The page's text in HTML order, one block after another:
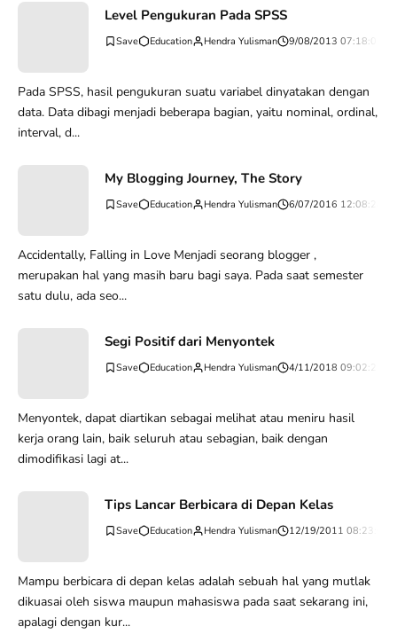
Level Pengukuran Pada SPSS
Education Hendra Yulisman 9/08/2013 07:18:03
Pada SPSS, hasil pengukuran suatu variabel dinyatakan dengan
data. Data dibagi menjadi beberapa bagian, yaitu nominal, ordinal,
interval, d...
My Blogging Journey, The Story
Education Hendra Yulisman 6/07/2016 12:08:28
Accidentally, Falling in Love Menjadi seorang blogger ,
merupakan hal yang masih baru bagi saya. Pada saat semester
satu dulu, ada seo...
Segi Positif dari Menyontek
Education Hendra Yulisman 4/11/2018 09:02:24
Menyontek, dapat diartikan sebagai melihat atau meniru hasil
kerja orang lain, baik seluruh atau sebagian, baik dengan
dimodifikasi lagi at...
Tips Lancar Berbicara di Depan Kelas
Education Hendra Yulisman 12/19/2011 08:23:01
Mampu berbicara di depan kelas adalah sebuah hal yang mutlak
dikuasai oleh siswa maupun mahasiswa pada saat sekarang ini,
apalagi dengan kur...